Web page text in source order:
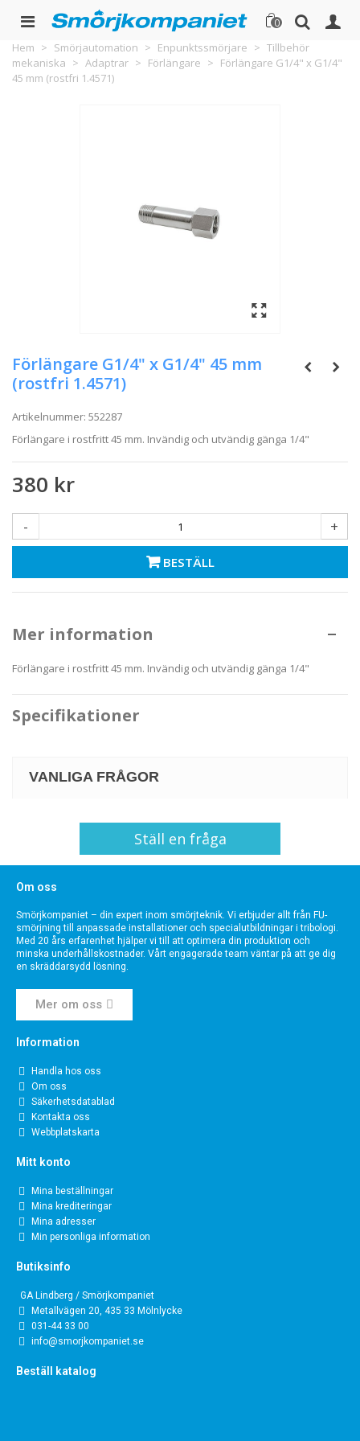
0
Hem > Smörjautomation > Enpunktssmörjare > Tillbehör
mekaniska > Adaptrar > Förlängare > Förlängare G1/4" x G1/4"
45 mm (rostfri 1.4571)
Förlängare G1/4" x G1/4" 45 mm
(rostfri 1.4571)
Artikelnummer: 552287
Förlängare i rostfritt 45 mm. Invändig och utvändig gänga 1/4"
380 kr
- +
BESTÄLL
Mer information
Förlängare i rostfritt 45 mm. Invändig och utvändig gänga 1/4"
Specifikationer
VANLIGA FRÅGOR
Ställ en fråga
Om oss
Smörjkompaniet – din expert inom smörjteknik. Vi erbjuder allt från FU-
smörjning till anpassade installationer och specialutbildningar i tribologi.
Med 20 års erfarenhet hjälper vi till att optimera din produktion och
minska underhållskostnader. Vårt engagerade team väntar på att ge dig
en skräddarsydd lösning.
Mer om oss
Information
Handla hos oss
Om oss
Säkerhetsdatablad
Kontakta oss
Webbplatskarta
Mitt konto
Mina beställningar
Mina krediteringar
Mina adresser
Min personliga information
Butiksinfo
GA Lindberg / Smörjkompaniet
Metallvägen 20, 435 33 Mölnlycke
031-44 33 00
info@smorjkompaniet.se
Beställ katalog